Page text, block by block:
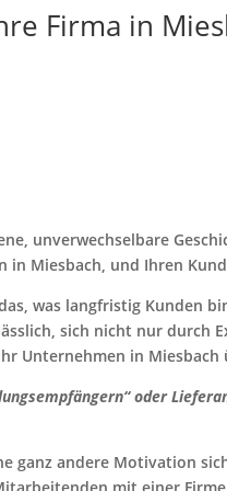
Firma in
unverwechselbare
in Miesbach, und Ihren
was langfristig Kunden
sich nicht nur durch
Unternehmen in Miesbach
oder
ganz andere Motivation